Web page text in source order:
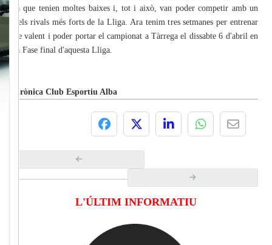
ja que tenien moltes baixes i, tot i això, van poder competir amb un
dels rivals més forts de la Lliga. Ara tenim tres setmanes per entrenar
de valent i poder portar el campionat a Tàrrega el dissabte 6 d'abril en
la Fase final d'aquesta Lliga.
Crònica Club Esportiu Alba
L'ÚLTIM INFORMATIU